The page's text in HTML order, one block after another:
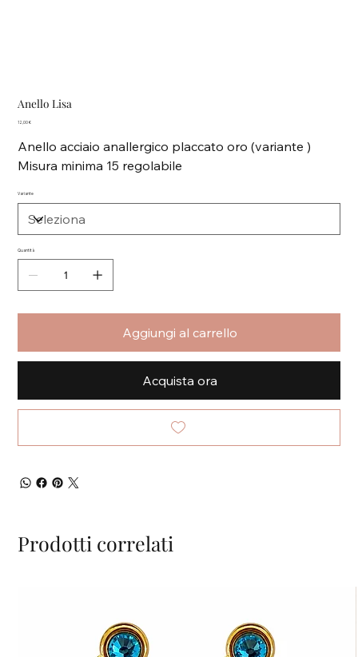
Anello Lisa
Prezzo
12,00 €
Anello acciaio anallergico placcato oro (variante )
Misura minima 15 regolabile
Variante
Quantità
Aggiungi al carrello
Acquista ora
Prodotti correlati